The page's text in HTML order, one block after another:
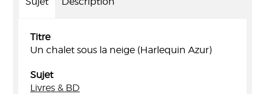
Titre
Un chalet sous la neige (Harlequin Azur)
Sujet
Livres & BD